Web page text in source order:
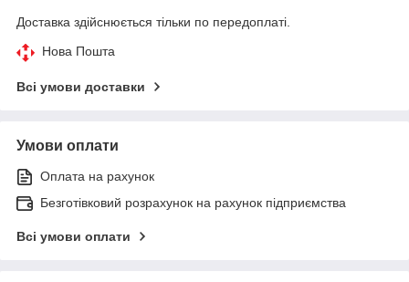
Доставка здійснюється тільки по передоплаті.
Нова Пошта
Всі умови доставки
Умови оплати
Оплата на рахунок
Безготівковий розрахунок на рахунок підприємства
Всі умови оплати